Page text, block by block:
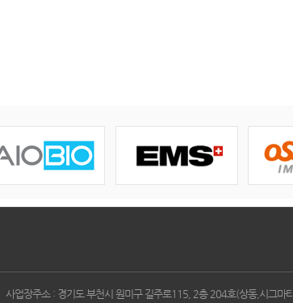
사업장주소 : 경기도 부천시 원미구 길주로115, 2층 204호(상동,시그마